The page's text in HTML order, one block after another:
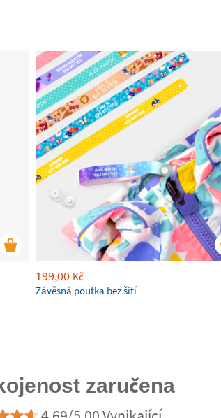
199,00 Kč
Závěsná poutka bez šití
zaručena